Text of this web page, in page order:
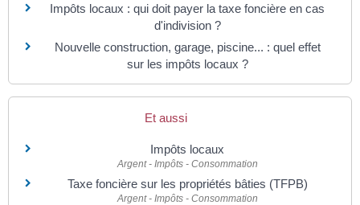
Impôts locaux : qui doit payer la taxe foncière en cas
d'indivision ?
Nouvelle construction, garage, piscine... : quel effet
sur les impôts locaux ?
Et aussi
Impôts locaux
Argent - Impôts - Consommation
Taxe foncière sur les propriétés bâties (TFPB)
Argent - Impôts - Consommation